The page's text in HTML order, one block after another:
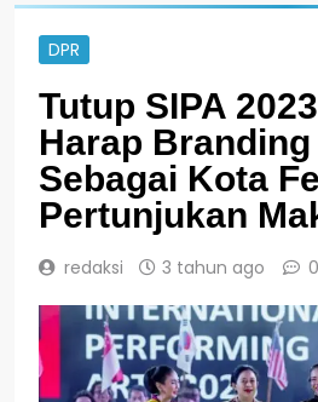
DPR
Tutup SIPA
Harap
Sebagai Kota
Pertunjukan
redaksi 3 tahun ago 0